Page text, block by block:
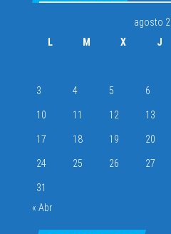
agosto
L
M X J
3 4 5 6
10 11 12 13
17 18 19 20
24 25 26 27
31
« Abr